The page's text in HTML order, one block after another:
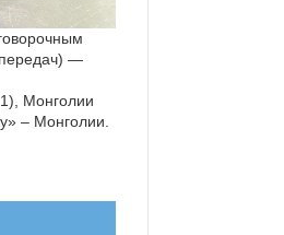
—
Монголии
– Монголии.